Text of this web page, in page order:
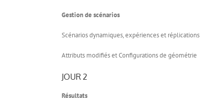
Gestion de scénarios
Scénarios dynamiques, expériences et réplications
Attributs modifiés et Configurations de géométrie
JOUR 2
Résultats